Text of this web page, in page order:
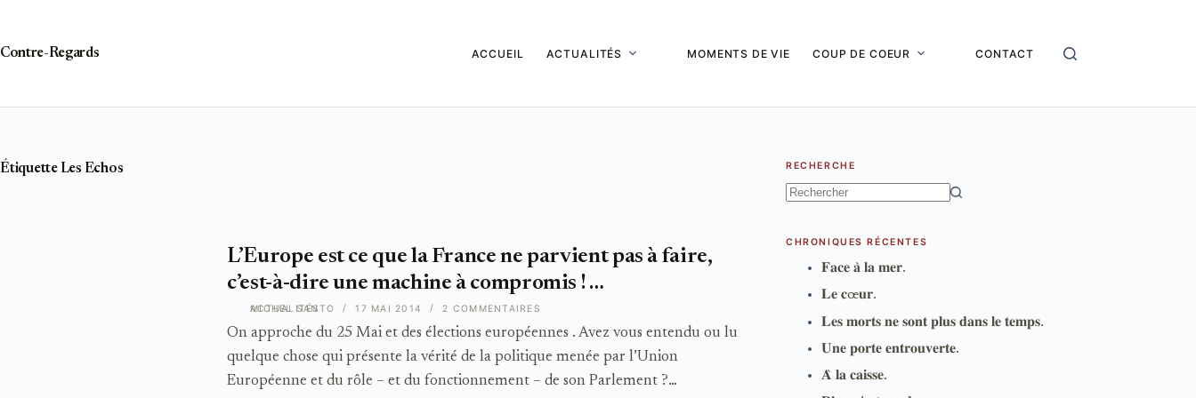
Contre-Regards
ACCUEIL ACTUALITÉS MOMENTS DE VIE COUP DE COEUR CONTACT
ÉtiquetteLes Echos
ACTUALITÉS
L’Europe est ce que la France ne parvient pas à faire,
c’est-à-dire une machine à compromis ! …
On approche du 25 Mai et des élections européennes . Avez vous entendu ou lu
quelque chose qui présente la vérité de la politique menée par l’Union
Européenne et du rôle – et du fonctionnement – de son Parlement ?…
MICHEL SANTO 17 MAI 2014 2 COMMENTAIRES
RECHERCHE
CHRONIQUES RÉCENTES
𝐅𝐚𝐜𝐞 𝐚̀ 𝐥𝐚 𝐦𝐞𝐫.
𝐋𝐞 𝐜œ𝐮𝐫.
𝐋𝐞𝐬 𝐦𝐨𝐫𝐭𝐬 𝐧𝐞 𝐬𝐨𝐧𝐭 𝐩𝐥𝐮𝐬 𝐝𝐚𝐧𝐬 𝐥𝐞 𝐭𝐞𝐦𝐩𝐬.
𝐔𝐧𝐞 𝐩𝐨𝐫𝐭𝐞 𝐞𝐧𝐭𝐫𝐨𝐮𝐯𝐞𝐫𝐭𝐞.
𝐀̀ 𝐥𝐚 𝐜𝐚𝐢𝐬𝐬𝐞.